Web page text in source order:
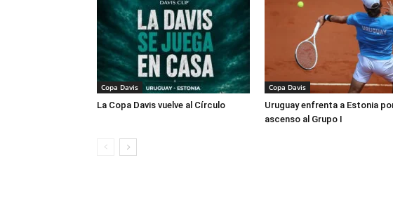
Copa Davis
La Copa Davis vuelve al Círculo
Copa Davis
Uruguay enfrenta a Estonia
ascenso al Grupo I